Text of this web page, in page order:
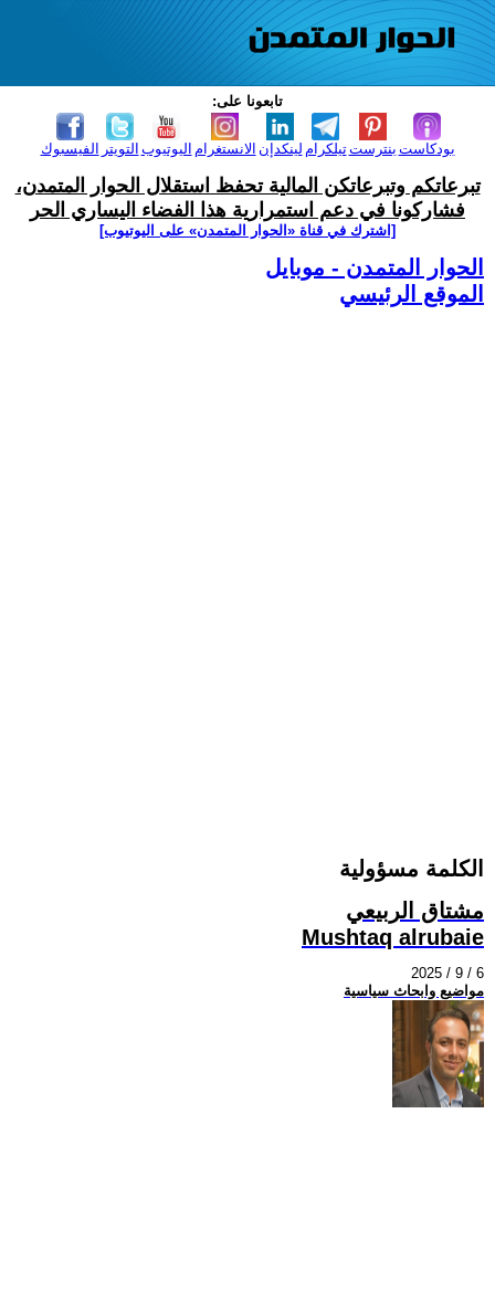
تابعونا على:
الفيسبوك التويتر اليوتيوب الانستغرام لينكدإن تيلكرامبنترست بودكاست
تبرعاتكم وتبرعاتكن المالية تحفظ استقلال الحوار المتمدن،
فشاركونا في دعم استمرارية هذا الفضاء اليساري الحر
[اشترك في قناة ‫«الحوار المتمدن» على اليوتيوب]
الحوار المتمدن - موبايل
الموقع الرئيسي
الكلمة مسؤولية
مشتاق الربيعي
Mushtaq alrubaie
2025 / 9 / 6
مواضيع وابحاث سياسية